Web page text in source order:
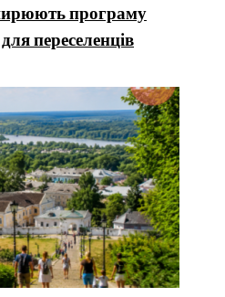
програму
переселенців